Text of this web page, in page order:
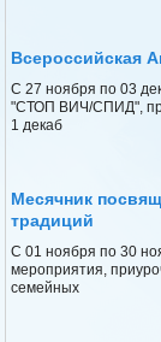
Всероссийская
С 27 ноября по 03
"СТОП ВИЧ/СПИД",
1 декаб
Месячник
традиций
С 01 ноября по 30
мероприятия,
семейных